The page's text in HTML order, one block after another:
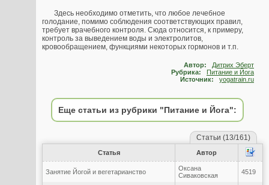
Здесь необходимо отметить, что любое лечебное
голодание, помимо соблюдения соответствующих правил,
требует врачебного контроля. Сюда относится, к примеру,
контроль за выведением воды и электролитов,
кровообращением, функциями некоторых гормонов и т.п.
Автор: Дитрих Эберт
Рубрика: Питание и Йога
Источник: yogatrain.ru
Еще статьи из рубрики "Питание и Йога":
Статьи (13/161)
Статья Автор
Занятие Йогой и вегетарианство
Оксана
Сиваковская
4519